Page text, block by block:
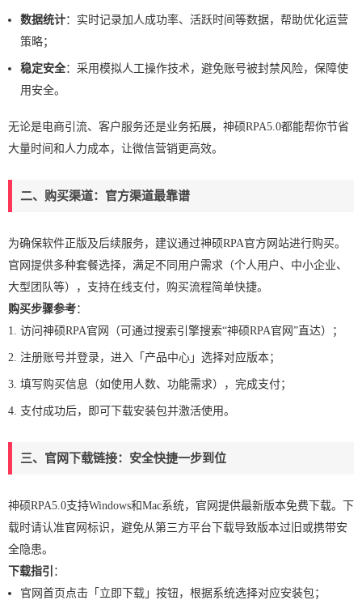
数据统计：实时记录加人成功率、活跃时间等数据，帮助优化运营
策略；
稳定安全：采用模拟人工操作技术，避免账号被封禁风险，保障使
用安全。
无论是电商引流、客户服务还是业务拓展，神硕RPA5.0都能帮你节省
大量时间和人力成本，让微信营销更高效。
二、购买渠道：官方渠道最靠谱
为确保软件正版及后续服务，建议通过神硕RPA官方网站进行购买。
官网提供多种套餐选择，满足不同用户需求（个人用户、中小企业、
大型团队等），支持在线支付，购买流程简单快捷。
购买步骤参考：
访问神硕RPA官网（可通过搜索引擎搜索“神硕RPA官网”直达）；
注册账号并登录，进入「产品中心」选择对应版本；
填写购买信息（如使用人数、功能需求），完成支付；
支付成功后，即可下载安装包并激活使用。
三、官网下载链接：安全快捷一步到位
神硕RPA5.0支持Windows和Mac系统，官网提供最新版本免费下载。下
载时请认准官网标识，避免从第三方平台下载导致版本过旧或携带安
全隐患。
下载指引 ：
官网首页点击「立即下载」按钮，根据系统选择对应安装包；